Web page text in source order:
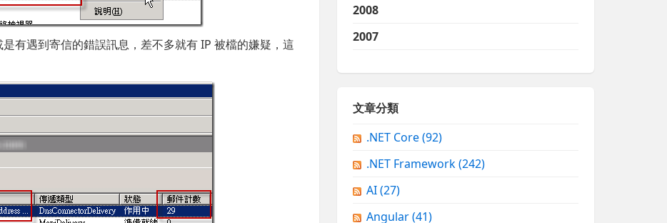
有遇到寄信的錯誤訊息，差不多就有 IP 被檔的嫌疑，這
2008
2007
文章分類
.NET Core(92)
.NET Framework(242)
AI(27)
Angular(41)